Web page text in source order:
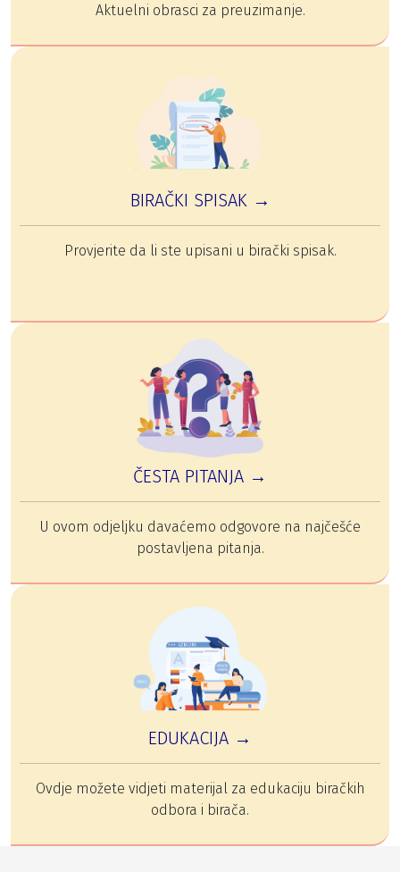
Aktuelni obrasci za preuzimanje.
BIRAČKI SPISAK →
Provjerite da li ste upisani u birački spisak.
ČESTA PITANJA →
U ovom odjeljku davaćemo odgovore na najčešće
postavljena pitanja.
EDUKACIJA →
Ovdje možete vidjeti materijal za edukaciju biračkih
odbora i birača.